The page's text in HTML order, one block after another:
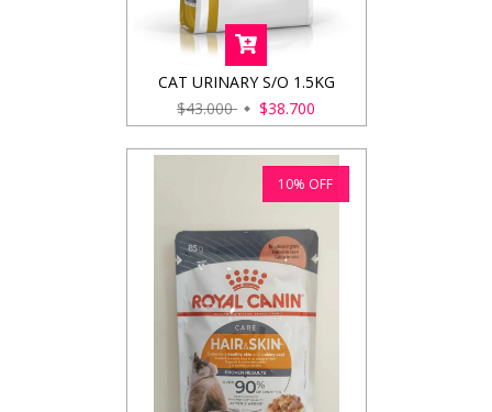
CAT URINARY S/O 1.5KG
$43.000
$38.700
10% OFF